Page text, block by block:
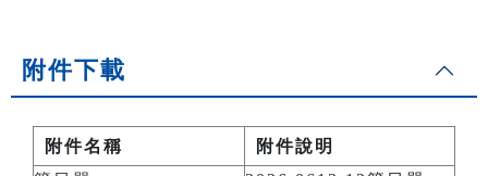
附件下載
附件名稱
附件說明